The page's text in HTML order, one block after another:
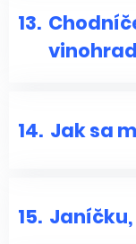
13.
14. Jak sa
15.